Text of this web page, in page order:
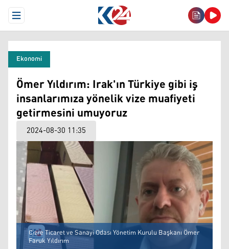
Open Menu
Ekonomi
Ömer Yıldırım: Irak'ın Türkiye gibi iş
insanlarımıza yönelik vize muafiyeti
getirmesini umuyoruz
2024-08-30 11:35
Cizre Ticaret ve Sanayi Odası Yönetim Kurulu Başkanı Ömer
Faruk Yıldırım